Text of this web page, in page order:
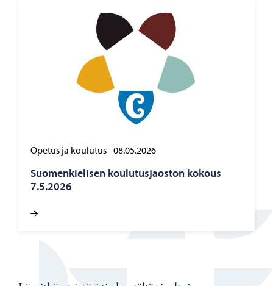
Opetus ja koulutus-08.05.2026
Suo­men­kie­li­sen kou­lu­tus­jaos­ton ko­kous
7.5.2026